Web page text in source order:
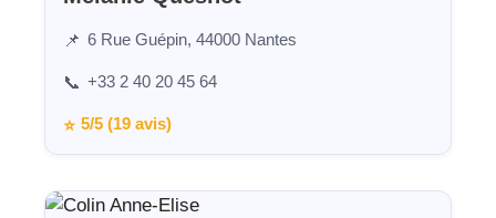
📌 6 Rue Guépin, 44000 Nantes
📞 +33 2 40 20 45 64
⭐ 5/5 (19 avis)